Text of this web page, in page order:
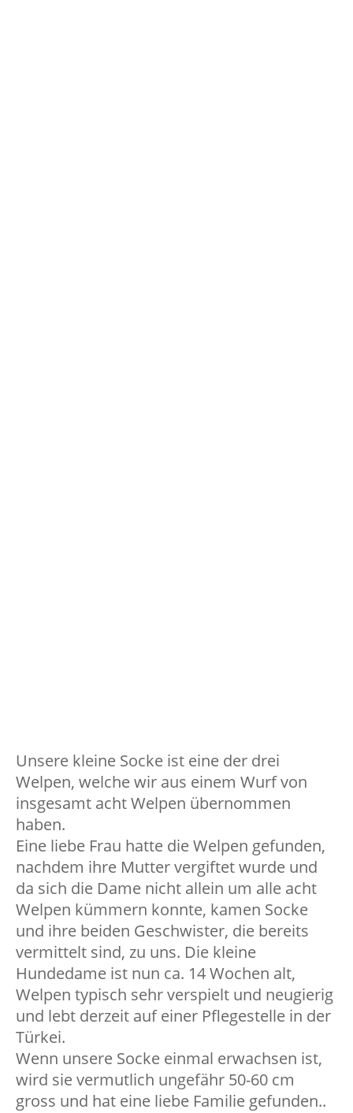
Unsere kleine Socke ist eine der drei
Welpen, welche wir aus einem Wurf von
insgesamt acht Welpen übernommen
haben.
Eine liebe Frau hatte die Welpen gefunden,
nachdem ihre Mutter vergiftet wurde und
da sich die Dame nicht allein um alle acht
Welpen kümmern konnte, kamen Socke
und ihre beiden Geschwister, die bereits
vermittelt sind, zu uns. Die kleine
Hundedame ist nun ca. 14 Wochen alt,
Welpen typisch sehr verspielt und neugierig
und lebt derzeit auf einer Pflegestelle in der
Türkei.
Wenn unsere Socke einmal erwachsen ist,
wird sie vermutlich ungefähr 50-60 cm
gross und hat eine liebe Familie gefunden..